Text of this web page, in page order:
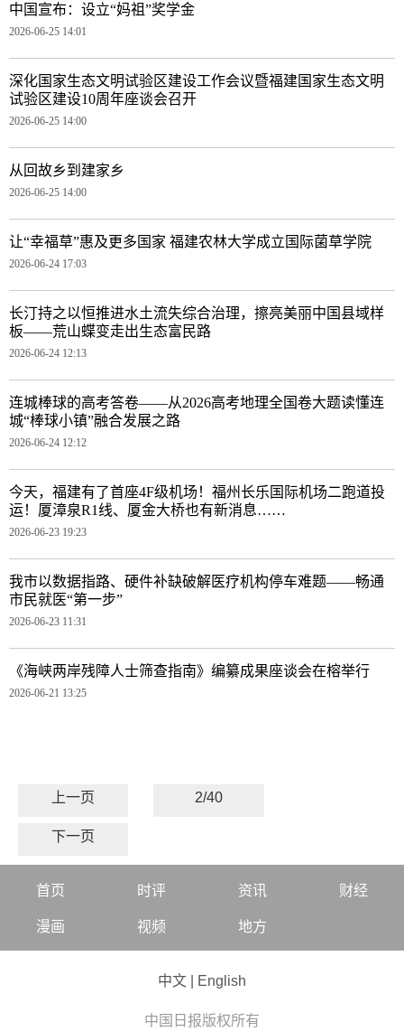
中国宣布：设立“妈祖”奖学金
2026-06-25 14:01
深化国家生态文明试验区建设工作会议暨福建国家生态文明
试验区建设10周年座谈会召开
2026-06-25 14:00
从回故乡到建家乡
2026-06-25 14:00
让“幸福草”惠及更多国家 福建农林大学成立国际菌草学院
2026-06-24 17:03
长汀持之以恒推进水土流失综合治理，擦亮美丽中国县域样
板——荒山蝶变走出生态富民路
2026-06-24 12:13
连城棒球的高考答卷——从2026高考地理全国卷大题读懂连
城“棒球小镇”融合发展之路
2026-06-24 12:12
今天，福建有了首座4F级机场！福州长乐国际机场二跑道投
运！厦漳泉R1线、厦金大桥也有新消息……
2026-06-23 19:23
我市以数据指路、硬件补缺破解医疗机构停车难题——畅通
市民就医“第一步”
2026-06-23 11:31
《海峡两岸残障人士筛查指南》编纂成果座谈会在榕举行
2026-06-21 13:25
上一页 2/40
下一页
首页 时评 资讯 财经
漫画 视频 地方
中文 English
中国日报版权所有